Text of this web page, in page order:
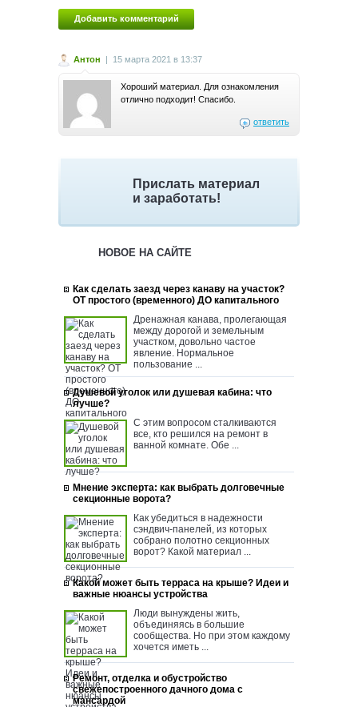
Антон | 15 марта 2021 в 13:37
Хороший материал. Для ознакомления
отлично подходит! Спасибо.
ответить
Прислать материал
и заработать!
НОВОЕ НА САЙТЕ
Как сделать заезд через канаву на участок?
ОТ простого (временного) ДО капитального
Дренажная канава, пролегающая
между дорогой и земельным
участком, довольно частое
явление. Нормальное
пользование ...
Душевой уголок или душевая кабина: что
лучше?
С этим вопросом сталкиваются
все, кто решился на ремонт в
ванной комнате. Обе ...
Мнение эксперта: как выбрать долговечные
секционные ворота?
Как убедиться в надежности
сэндвич-панелей, из которых
собрано полотно секционных
ворот? Какой материал ...
Какой может быть терраса на крыше? Идеи и
важные нюансы устройства
Люди вынуждены жить,
объединяясь в большие
сообщества. Но при этом каждому
хочется иметь ...
Ремонт, отделка и обустройство
свежепостроенного дачного дома с
мансардой